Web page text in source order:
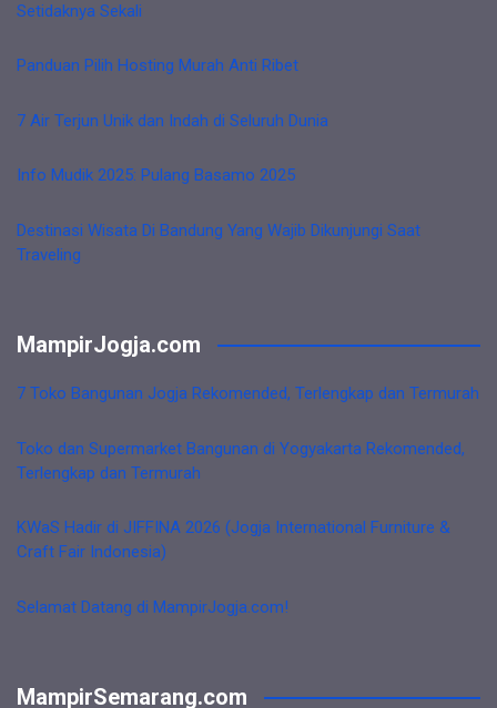
Setidaknya Sekali
Panduan Pilih Hosting Murah Anti Ribet
7 Air Terjun Unik dan Indah di Seluruh Dunia
Info Mudik 2025: Pulang Basamo 2025
Destinasi Wisata Di Bandung Yang Wajib Dikunjungi Saat
Traveling
MampirJogja.com
7 Toko Bangunan Jogja Rekomended, Terlengkap dan Termurah
Toko dan Supermarket Bangunan di Yogyakarta Rekomended,
Terlengkap dan Termurah
KWaS Hadir di JIFFINA 2026 (Jogja International Furniture &
Craft Fair Indonesia)
Selamat Datang di MampirJogja.com!
MampirSemarang.com